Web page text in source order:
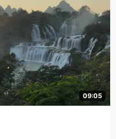
09:05